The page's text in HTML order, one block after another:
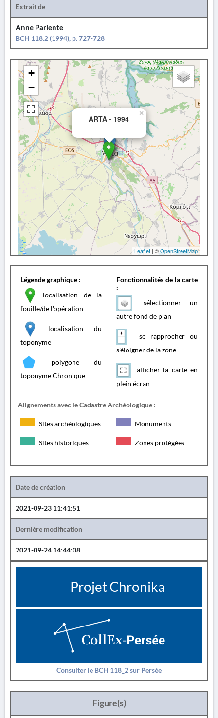
Extrait de
Anne Pariente
BCH 118.2 (1994), p. 727-728
ARTA - 1994
×
+
−
Leaflet | ©OpenStreetMap
Légende graphique :
localisation de la
fouille/de l'opération
localisation du
toponyme
polygone du
toponyme Chronique
Fonctionnalités de la carte
:
sélectionner un
autre fond de plan
se rapprocher ou
s'éloigner de la zone
afficher la carte en
plein écran
Alignements avec le Cadastre Archéologique :
Sites archéologiques Monuments
Sites historiques Zones protégées
Date de création
2021-09-23 11:41:51
Dernière modification
2021-09-24 14:44:08
Projet Chronika
Consulter le BCH 118_2 sur Persée
Figure(s)